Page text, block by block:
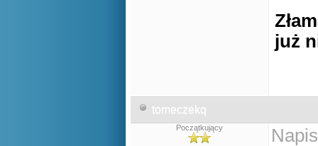
już
tomeczekq
Początkujący